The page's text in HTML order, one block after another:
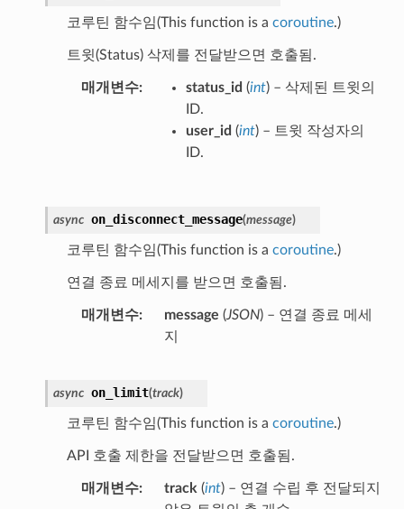
코루틴 함수임(This function is a coroutine.)
트윗(Status) 삭제를 전달받으면 호출됨.
매개변수 status_id (int) – 삭제된 트윗의
ID.
user_id (int) – 트윗 작성자의
ID.
async on_disconnect_message(message)
코루틴 함수임(This function is a coroutine.)
연결 종료 메세지를 받으면 호출됨.
매개변수 message (JSON) – 연결 종료 메세
지
async on_limit(track)
코루틴 함수임(This function is a coroutine.)
API 호출 제한을 전달받으면 호출됨.
매개변수 track (int) – 연결 수립 후 전달되지